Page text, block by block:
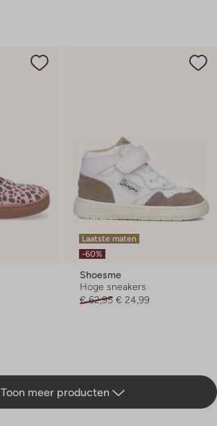
Laatste maten
-60%
Shoesme
Hoge sneakers
€ 62,95 € 24,99
Toon meer producten